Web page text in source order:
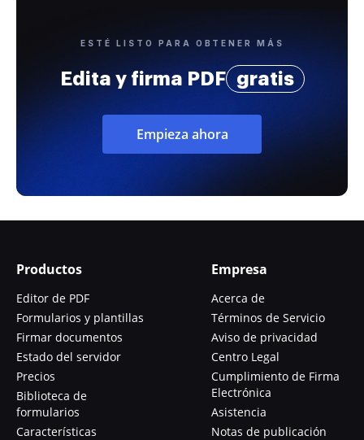
ESTÉ LISTO PARA OBTENER MÁS
Edita y firma PDF gratis
Empieza ahora
Productos
Editor de PDF
Formularios y plantillas
Firmar documentos
Estado del servidor
Precios
Biblioteca de
formularios
Características
Empresa
Acerca de
Términos de Servicio
Aviso de privacidad
Centro Legal
Cumplimiento de Firma
Electrónica
Asistencia
Notas de publicación